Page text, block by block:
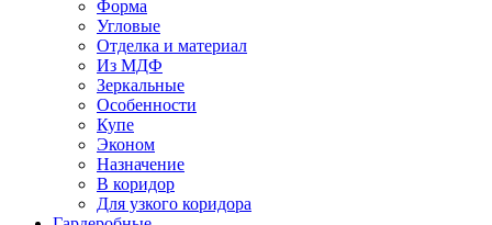
Форма
Угловые
Отделка и материал
Из МДФ
Зеркальные
Особенности
Купе
Эконом
Назначение
В коридор
Для узкого коридора